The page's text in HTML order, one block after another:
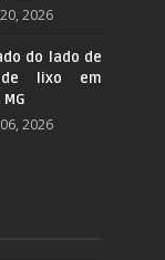
20, 2026
do lado de
lixo em
06, 2026